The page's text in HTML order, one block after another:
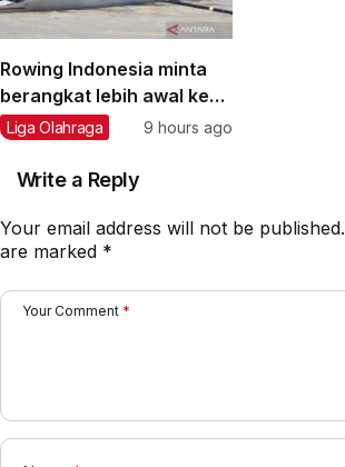
Rowing Indonesia minta
berangkat lebih awal ke
Asian Games 2026
Liga Olahraga 9 hours ago
Write a Reply
Your email address will not be published.
are marked *
Your Comment *